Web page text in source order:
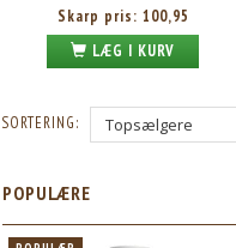
Skarp pris: 100,95
LÆG I KURV
SORTERING:
POPULÆRE